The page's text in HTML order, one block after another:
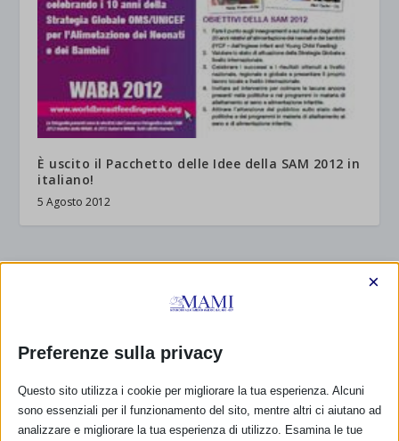
È uscito il Pacchetto delle Idee della SAM 2012 in
italiano!
5 Agosto 2012
Preferenze sulla privacy
×
Questo sito utilizza i cookie per migliorare la tua esperienza. Alcuni
sono essenziali per il funzionamento del sito, mentre altri ci aiutano ad
analizzare e migliorare la tua esperienza di utilizzo. Esamina le tue